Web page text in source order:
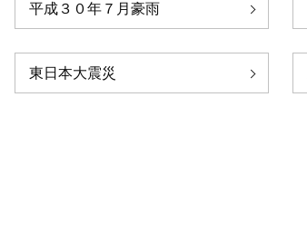
平成３０年７月豪雨
東日本大震災